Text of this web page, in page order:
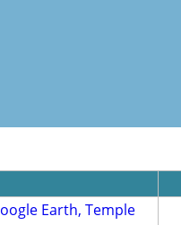
Earth, Temple